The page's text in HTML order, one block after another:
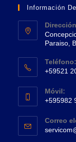
Información
Paraiso,
abre
una
nueva
Teléfono:
+59521
abre
en
tu
aplicación
Móvil:
+595982
abre
en
Correo